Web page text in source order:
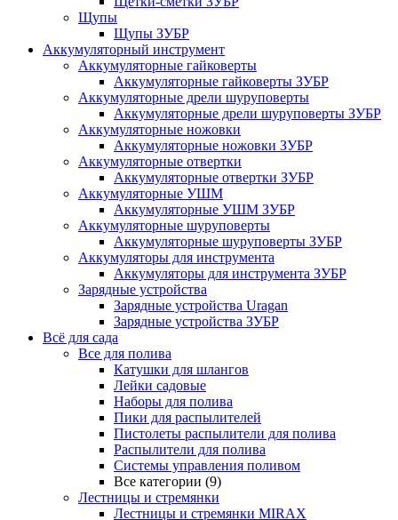
Щупы
Щупы ЗУБР
Аккумуляторный инструмент
Аккумуляторные гайковерты
Аккумуляторные гайковерты ЗУБР
Аккумуляторные дрели шуруповерты
Аккумуляторные дрели шуруповерты ЗУБР
Аккумуляторные ножовки
Аккумуляторные ножовки ЗУБР
Аккумуляторные отвертки
Аккумуляторные отвертки ЗУБР
Аккумуляторные УШМ
Аккумуляторные УШМ ЗУБР
Аккумуляторные шуруповерты
Аккумуляторные шуруповерты ЗУБР
Аккумуляторы для инструмента
Аккумуляторы для инструмента ЗУБР
Зарядные устройства
Зарядные устройства Uragan
Зарядные устройства ЗУБР
Всё для сада
Все для полива
Катушки для шлангов
Лейки садовые
Наборы для полива
Пики для распылителей
Пистолеты распылители для полива
Распылители для полива
Системы управления поливом
Все категории (9)
Лестницы и стремянки
Лестницы и стремянки MIRAX